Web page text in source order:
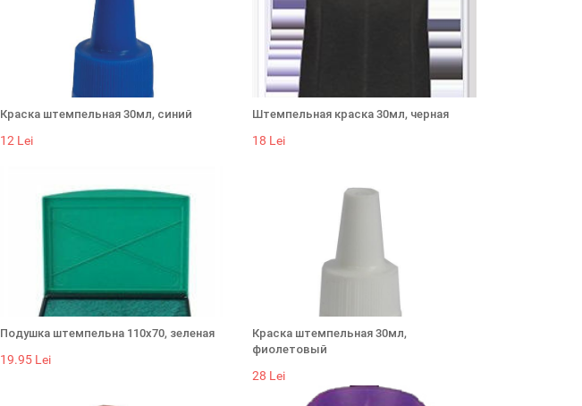
Краска штемпельная 30мл, синий
12 Lei
Штемпельная краска 30мл, черная
18 Lei
Подушка штемпельна 110х70, зеленая
19.95 Lei
Краска штемпельная 30мл,
фиолетовый
28 Lei